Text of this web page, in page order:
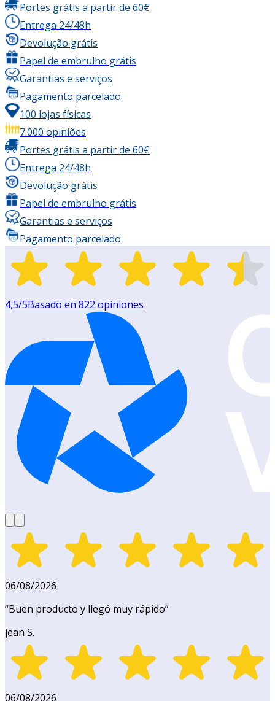
Portes grátis a partir de 60€
Entrega 24/48h
Devolução grátis
Papel de embrulho grátis
Garantias e serviços
Pagamento parcelado
100 lojas físicas
7.000 opiniões
Portes grátis a partir de 60€
Entrega 24/48h
Devolução grátis
Papel de embrulho grátis
Garantias e serviços
Pagamento parcelado
4,5/5Basado en 822 opiniones
06/08/2026
“Buen producto y llegó muy rápido”
jean S.
06/08/2026